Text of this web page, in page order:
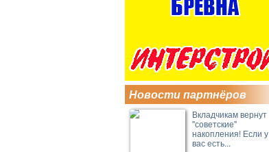
Новости партнёров
Вкладчикам вернут
"советские"
накопления! Если у
вас есть...